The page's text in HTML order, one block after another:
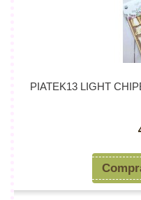
PIATEK13 LIGHT